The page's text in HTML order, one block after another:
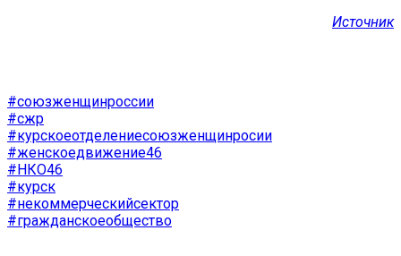
Источник
#союзженщинроссии
#сжр
#курскоеотделениесоюзженщинросии
#женскоедвижение46
#НКО46
#курск
#некоммерческийсектор
#гражданскоеобщество